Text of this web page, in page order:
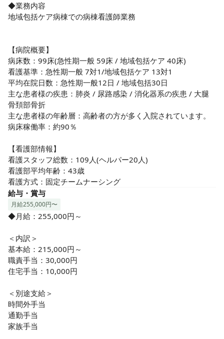
☆★おすすめポイント★☆
みなさん和やかにお仕事をしています。お互いを認め合い、
意見を受け入れ合える職場です♪「スタッフの声」からも《み
んなが優しい！》《転職の決め手は人間関係の良さ》など聞
かれています♪
❷仕事もプライベートも充実！
有給消化率ほぼ100％。連休を取得して旅行に行く方も◎メ
モリアル休暇制度を利用して、誕生日をお休みにしたり、お
を導入し、その他、管理・業務効率アップに取り組んでいる
こともあり、残業時間も月平均2～3時間程度と少ないです♪
❸誰もが働きやすい職場！
子育て世代のナースも多く育休復帰率ほぼ100％です。勤務
スタイルも様々なので、ご自身に合った働き方が可能です♪子
育て経験がある管理者も多いので、お子様に関する急なお休
❹幅広い知識と技術が身につく環境！スキルアップも◎
内科、外科、整形外科、泌尿器科、透析など複数の疾患を持
った患者さんの看護が幅広く学べます。新卒～経験豊富な方
せた教育体制も整っています。（教育体制参照）
◆業務内容
地域包括ケア病棟での病棟看護師業務
【病院概要】
病床数：99床(急性期一般 59床 / 地域包括ケア 40床)
看護基準：急性期一般 7対1/地域包括ケア 13対1
平均在院日数：急性期一般12日 / 地域包括30日
主な患者様の疾患：肺炎 / 尿路感染 / 消化器系の疾患 / 大腿
骨頚部骨折
主な患者様の年齢層：高齢者の方が多く入院されています。
病床稼働率：約90％
【看護部情報】
看護スタッフ総数：109人(ヘルパー20人)
看護部平均年齢：43歳
看護方式：固定チームナーシング
給与・賞与
月給255,000円〜
◆月給：255,000円～
＜内訳＞
基本給：215,000円～
職責手当：30,000円
住宅手当：10,000円
＜別途支給＞
時間外手当
通勤手当
家族手当